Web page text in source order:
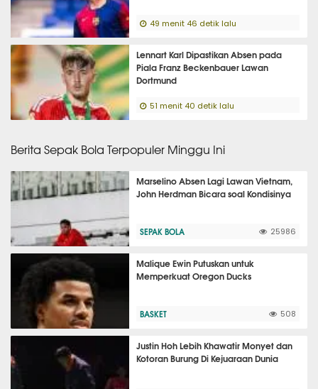
49 menit 46 detik lalu
Lennart Karl Dipastikan Absen pada
Piala Franz Beckenbauer Lawan
Dortmund
51 menit 40 detik lalu
Berita Sepak Bola Terpopuler Minggu Ini
Marselino Absen Lagi Lawan Vietnam,
John Herdman Bicara soal Kondisinya
SEPAK BOLA 25986
Malique Ewin Putuskan untuk
Memperkuat Oregon Ducks
BASKET 508
Justin Hoh Lebih Khawatir Monyet dan
Kotoran Burung Di Kejuaraan Dunia